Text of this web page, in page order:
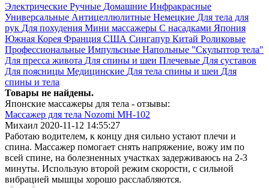
Электрические Ручные Домашние Инфракрасные
Универсальные Антицеллюлитные Немецкие Для тела для
рук Для похудения Мини массажеры С насадками Япония
Южная Корея Франция США Сингапур Китай Роликовые
Профессиональные Импульсные Напольные "Скульптор тела"
Для пресса живота Для спины и шеи Плечевые Для суставов
Для поясницы Медицинские Для тела спины и шеи Для
спины и тела
Товары не найдены.
Японские массажеры для тела - отзывы:
Массажер для тела Nozomi MH-102
Михаил 2020-11-12 14:55:27
Работаю водителем, к концу дня сильно устают плечи и
спина. Массажер помогает снять напряжение, вожу им по
всей спине, на болезненных участках задерживаюсь на 2-3
минуты. Использую второй режим скорости, с сильной
вибрацией мышцы хорошо расслабляются.